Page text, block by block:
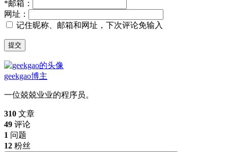
*邮箱：
网址：
记住昵称、邮箱和网址，下次评论免输入
提交
geekgao博主
一位兢兢业业的程序员。
310 文章
49 评论
1 问题
12 粉丝